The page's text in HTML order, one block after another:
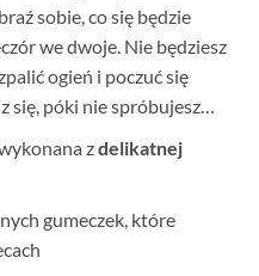
sobie, co się będzie
we dwoje. Nie będziesz
ogień i poczuć się
się, póki nie spróbujesz…
zdelikatnej
gumeczek, które